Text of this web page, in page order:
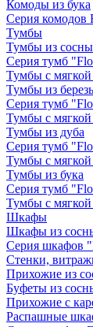
Комоды из бука
Серия комодов
Тумбы
Тумбы из сосны
Серия тумб
Тумбы с мягкой
Тумбы из
Серия тумб
Тумбы с мягкой
Тумбы из дуба
Серия тумб
Тумбы с мягкой
Тумбы из бука
Серия тумб
Тумбы с мягкой
Шкафы
Шкафы из
Серия шкафов
Стенки,
Прихожие из
Буфеты из
Прихожие с
Распашные